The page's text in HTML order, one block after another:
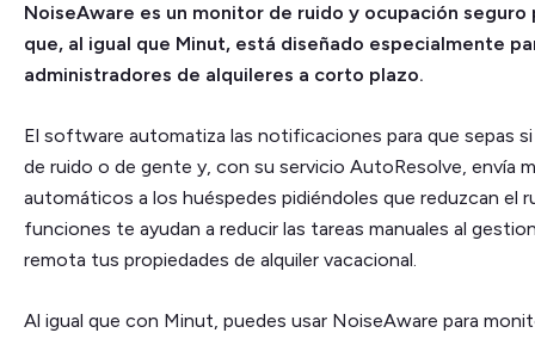
NoiseAware es un monitor de ruido y ocupación seguro
que, al igual que Minut, está diseñado especialmente
administradores de alquileres a corto plazo.
El software automatiza las notificaciones para que sepas
de ruido o de gente y, con su servicio AutoResolve, envía
automáticos a los huéspedes pidiéndoles que reduzcan el
funciones te ayudan a reducir las tareas manuales al
remota tus propiedades de alquiler vacacional.
Al igual que con Minut, puedes usar NoiseAware para